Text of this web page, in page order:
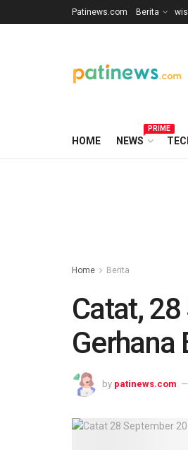
Patinews.com Berita
HOME NEWS
PRIME
Home Berita
Catat,
Gerhana
by patinews.com